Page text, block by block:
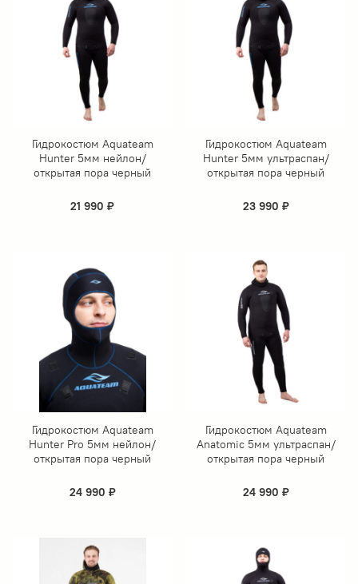
Гидрокостюм Aquateam
Hunter 5мм нейлон/
открытая пора черный
21 990 ₽
Гидрокостюм Aquateam
Hunter 5мм ультраспан/
открытая пора черный
23 990 ₽
Гидрокостюм Aquateam
Hunter Pro 5мм нейлон/
открытая пора черный
24 990 ₽
Гидрокостюм Aquateam
Anatomic 5мм ультраспан/
открытая пора черный
24 990 ₽